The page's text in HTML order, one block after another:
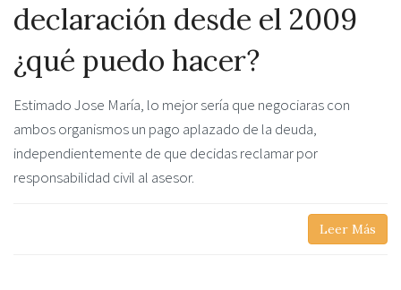
declaración desde el 2009
¿qué puedo hacer?
Estimado Jose María, lo mejor sería que negociaras con
ambos organismos un pago aplazado de la deuda,
independientemente de que decidas reclamar por
responsabilidad civil al asesor.
Leer Más